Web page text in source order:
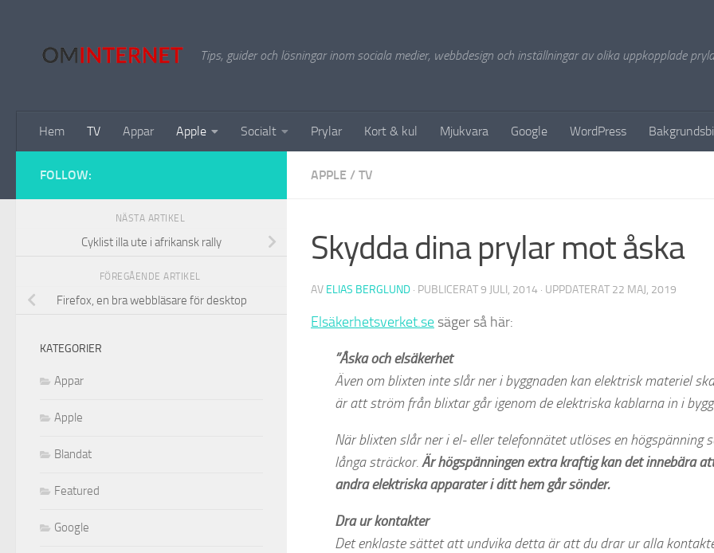
Tips, guider och lösningar inom sociala medier, webbdesign och inställningar av olika uppkopplade
Hem TV Appar Apple Socialt Prylar Kort & kul Mjukvara Google WordPress
APPLE / TV
Skydda dina prylar mot åska
AV ELIAS BERGLUND · PUBLICERAT9 JULI, 2014 · UPPDATERAT 22 MAJ, 2019
Elsäkerhetsverket.se säger så här:
”Åska och elsäkerhet
Även om blixten inte slår ner i byggnaden kan elektrisk materiel
är att ström från blixtar går igenom de elektriska kablarna in i
När blixten slår ner i el- eller telefonnätet utlöses en högspänning
långa sträckor.Är högspänningen extra kraftig kan det innebära
andra elektriska apparater i ditt hem går sönder.
Dra ur kontakter
Det enklaste sättet att undvika detta är att du drar ur alla
FOLLOW:
NÄSTA ARTIKEL
Cyklist illa ute i afrikansk rally
FÖREGÅENDE ARTIKEL
Firefox, en bra webbläsare för desktop
KATEGORIER
Appar
Apple
Blandat
Featured
Google